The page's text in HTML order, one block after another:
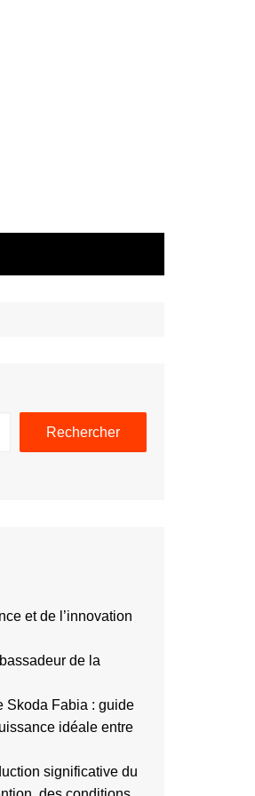
Rechercher
et de l’innovation
de la
Skoda Fabia : guide
idéale entre
significative du